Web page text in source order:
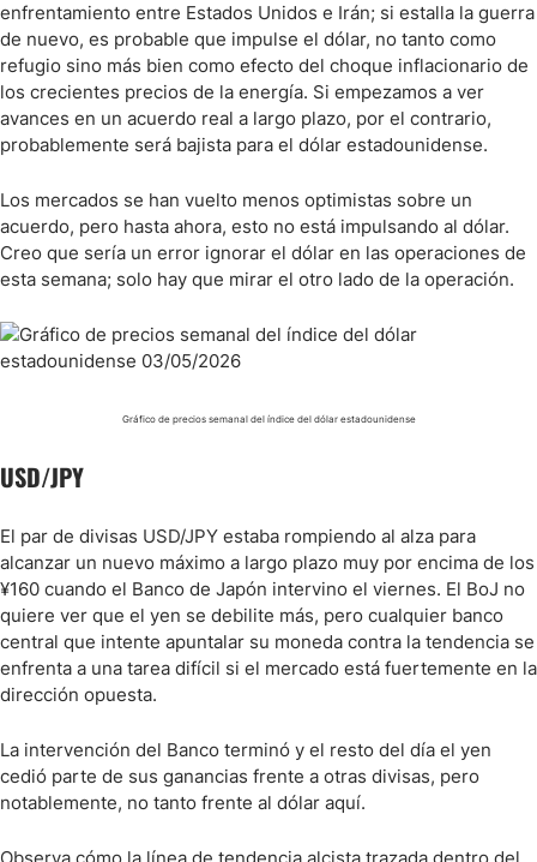
enfrentamiento entre Estados Unidos e Irán; si estalla la guerra
de nuevo, es probable que impulse el dólar, no tanto como
refugio sino más bien como efecto del choque inflacionario de
los crecientes precios de la energía. Si empezamos a ver
avances en un acuerdo real a largo plazo, por el contrario,
probablemente será bajista para el dólar estadounidense.
Los mercados se han vuelto menos optimistas sobre un
acuerdo, pero hasta ahora, esto no está impulsando al dólar.
Creo que sería un error ignorar el dólar en las operaciones de
esta semana; solo hay que mirar el otro lado de la operación.
Gráfico de precios semanal del índice del dólar estadounidense
USD/JPY
El par de divisas USD/JPY estaba rompiendo al alza para
alcanzar un nuevo máximo a largo plazo muy por encima de los
¥160 cuando el Banco de Japón intervino el viernes. El BoJ no
quiere ver que el yen se debilite más, pero cualquier banco
central que intente apuntalar su moneda contra la tendencia se
enfrenta a una tarea difícil si el mercado está fuertemente en la
dirección opuesta.
La intervención del Banco terminó y el resto del día el yen
cedió parte de sus ganancias frente a otras divisas, pero
notablemente, no tanto frente al dólar aquí.